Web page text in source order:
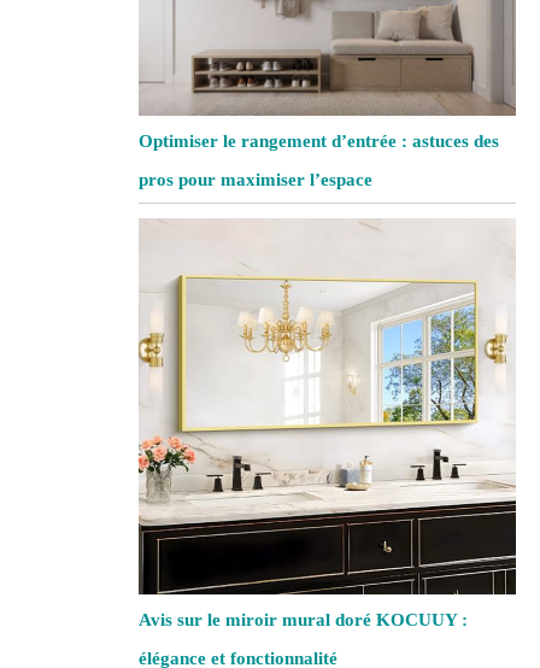
Optimiser le rangement d’entrée : astuces des
pros pour maximiser l’espace
Avis sur le miroir mural doré KOCUUY :
élégance et fonctionnalité